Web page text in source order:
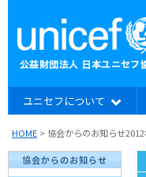
ユニセフについて
HOME > 協会からのお知らせ2012
協会からのお知らせ